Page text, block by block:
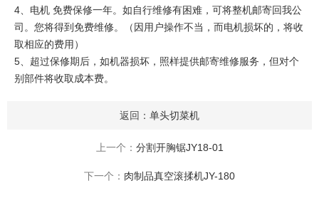
4、电机 免费保修一年。如自行维修有困难，可将整机邮寄回我公
司。您将得到免费维修。（因用户操作不当，而电机损坏的，将收
取相应的费用）
5、超过保修期后，如机器损坏，照样提供邮寄维修服务，但对个
别部件将收取成本费。
返回： 单头切菜机
上一个： 分割开胸锯JY18-01
下一个： 肉制品真空滚揉机JY-180